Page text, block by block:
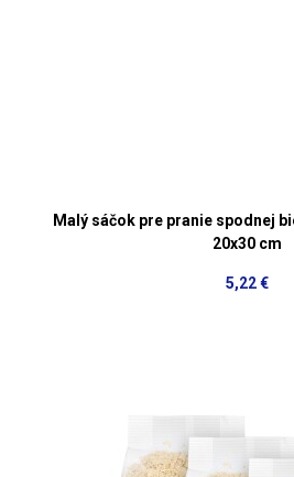
Malý sáčok pre pranie spodnej
20x30 cm
5,22 €